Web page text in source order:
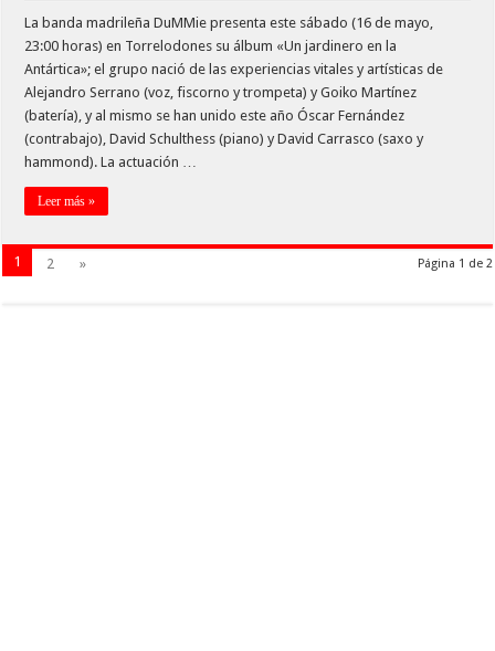
La banda madrileña DuMMie presenta este sábado (16 de mayo,
23:00 horas) en Torrelodones su álbum «Un jardinero en la
Antártica»; el grupo nació de las experiencias vitales y artísticas de
Alejandro Serrano (voz, fiscorno y trompeta) y Goiko Martínez
(batería), y al mismo se han unido este año Óscar Fernández
(contrabajo), David Schulthess (piano) y David Carrasco (saxo y
hammond). La actuación …
Leer más »
Página 1 de 2
1 2 »